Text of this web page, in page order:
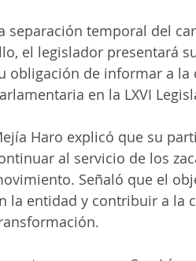
separación temporal del
el legislador presentará
obligación de informar a
en la LXVI
Haro explicó que su
al servicio de los
Señaló que el
la entidad y contribuir a la